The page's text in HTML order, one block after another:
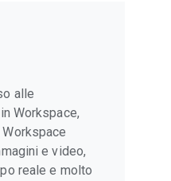
alle
Workspace,
e video,
reale e molto